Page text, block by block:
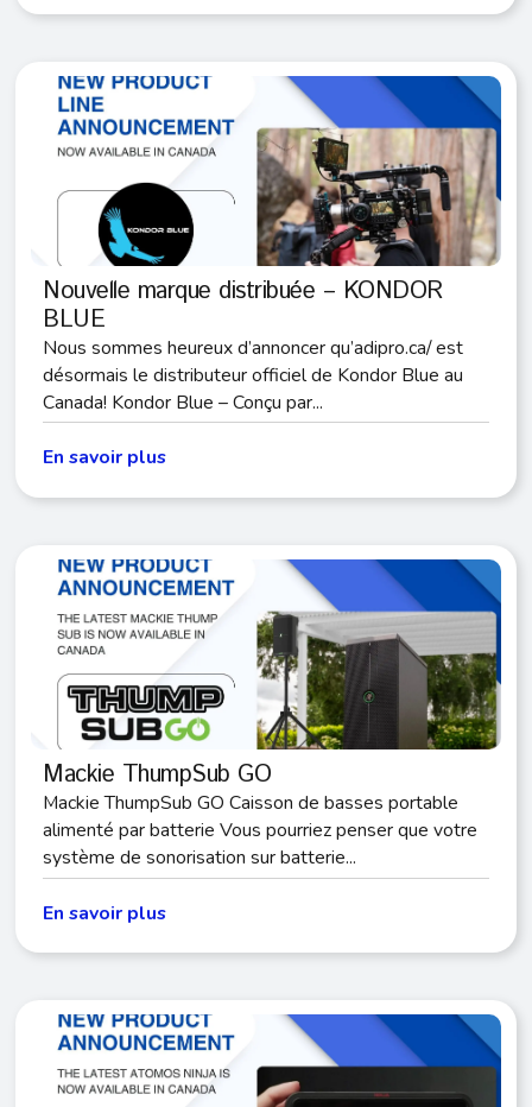
Nouvelle marque distribuée – KONDOR
BLUE
Nous sommes heureux d’annoncer qu’adipro.ca/ est
désormais le distributeur officiel de Kondor Blue au
Canada! Kondor Blue – Conçu par...
En savoir plus
Mackie ThumpSub GO
Mackie ThumpSub GO Caisson de basses portable
alimenté par batterie Vous pourriez penser que votre
système de sonorisation sur batterie...
En savoir plus